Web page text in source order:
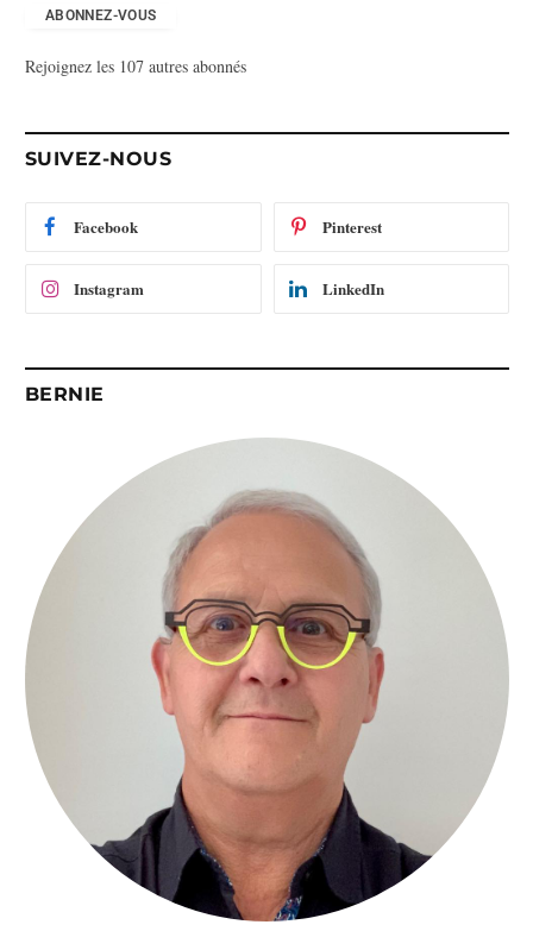
s
-
m
ABONNEZ-VOUS
Rejoignez les 107 autres abonnés
SUIVEZ-NOUS
Facebook Pinterest
Instagram LinkedIn
BERNIE